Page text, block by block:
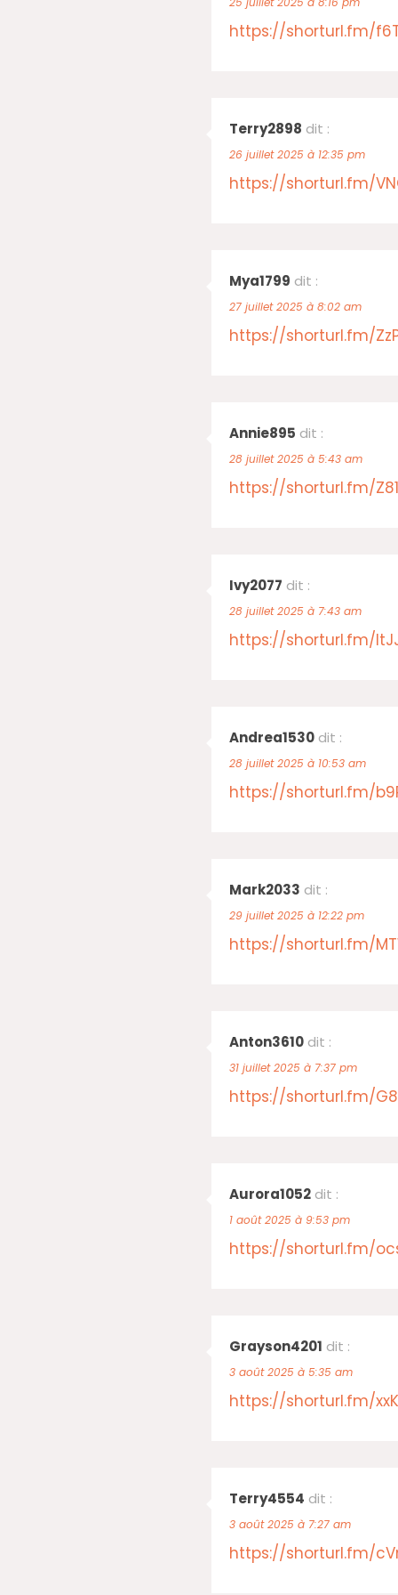
https://shorturl.fm/
Terry2898 dit :
26 juillet 2025 à 12:35 pm
https://shorturl.fm/
Mya1799 dit :
27 juillet 2025 à 8:02 am
https://shorturl.fm/
Annie895 dit :
28 juillet 2025 à 5:43 am
https://shorturl.fm/
Ivy2077 dit :
28 juillet 2025 à 7:43 am
https://shorturl.fm/
Andrea1530 dit :
28 juillet 2025 à 10:53 am
https://shorturl.fm/
Mark2033 dit :
29 juillet 2025 à 12:22 pm
https://shorturl.fm/
Anton3610 dit :
31 juillet 2025 à 7:37 pm
https://shorturl.fm/
Aurora1052 dit :
1 août 2025 à 9:53 pm
https://shorturl.fm/
Grayson4201 dit :
3 août 2025 à 5:35 am
https://shorturl.fm/
Terry4554 dit :
3 août 2025 à 7:27 am
https://shorturl.fm/